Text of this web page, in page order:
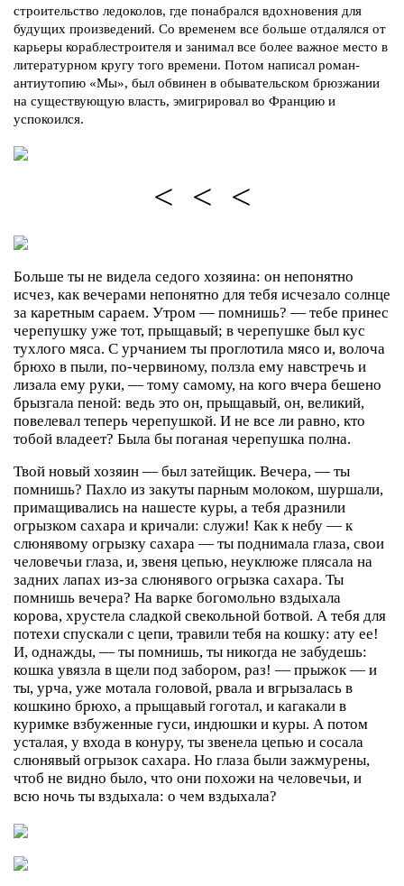
строительство ледоколов, где понабрался вдохновения для
будущих произведений. Со временем все больше отдалялся от
карьеры кораблестроителя и занимал все более важное место в
литературном кругу того времени. Потом написал роман-
антиутопию «Мы», был обвинен в обывательском брюзжании
на существующую власть, эмигрировал во Францию и
успокоился.
< < <
Больше ты не видела седого хозяина: он непонятно
исчез, как вечерами непонятно для тебя исчезало солнце
за каретным сараем. Утром — помнишь? — тебе принес
черепушку уже тот, прыщавый; в черепушке был кус
тухлого мяса. С урчанием ты проглотила мясо и, волоча
брюхо в пыли, по-червиному, ползла ему навстречь и
лизала ему руки, — тому самому, на кого вчера бешено
брызгала пеной: ведь это он, прыщавый, он, великий,
повелевал теперь черепушкой. И не все ли равно, кто
тобой владеет? Была бы поганая черепушка полна.
Твой новый хозяин — был затейщик. Вечера, — ты
помнишь? Пахло из закуты парным молоком, шуршали,
примащивались на нашесте куры, а тебя дразнили
огрызком сахара и кричали: служи! Как к небу — к
слюнявому огрызку сахара — ты поднимала глаза, свои
человечьи глаза, и, звеня цепью, неуклюже плясала на
задних лапах из-за слюнявого огрызка сахара. Ты
помнишь вечера? На варке богомольно вздыхала
корова, хрустела сладкой свекольной ботвой. А тебя для
потехи спускали с цепи, травили тебя на кошку: ату ее!
И, однажды, — ты помнишь, ты никогда не забудешь:
кошка увязла в щели под забором, раз! — прыжок — и
ты, урча, уже мотала головой, рвала и вгрызалась в
кошкино брюхо, а прыщавый гоготал, и кагакали в
куримке взбуженные гуси, индюшки и куры. А потом
усталая, у входа в конуру, ты звенела цепью и сосала
слюнявый огрызок сахара. Но глаза были зажмурены,
чтоб не видно было, что они похожи на человечьи, и
всю ночь ты вздыхала: о чем вздыхала?